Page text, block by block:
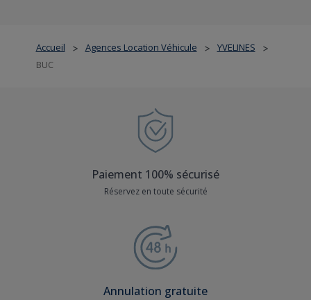
Accueil > Agences Location Véhicule > YVELINES >
BUC
Paiement 100% sécurisé
Réservez en toute sécurité
Annulation gratuite